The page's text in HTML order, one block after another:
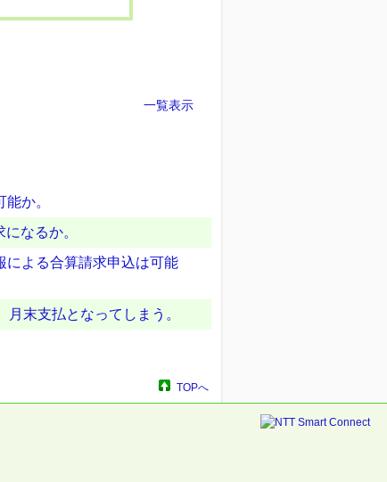
一覧表示
か。
なるか。
による合算請求申込は可能
末支払となってしまう。
TOPへ